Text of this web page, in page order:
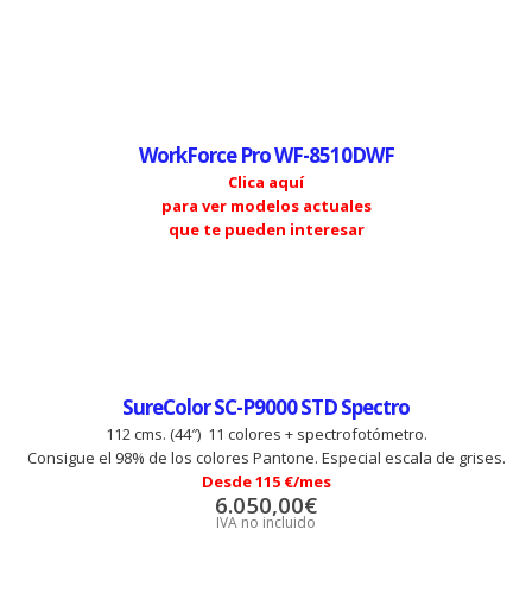
WorkForce Pro WF-8510DWF
Clica aquí
para ver modelos actuales
que te pueden interesar
SureColor SC-P9000 STD Spectro
112 cms. (44″) 11 colores + spectrofotómetro.
Consigue el 98% de los colores Pantone. Especial escala de grises.
Desde 115 €/mes
6.050,00€
IVA no incluido